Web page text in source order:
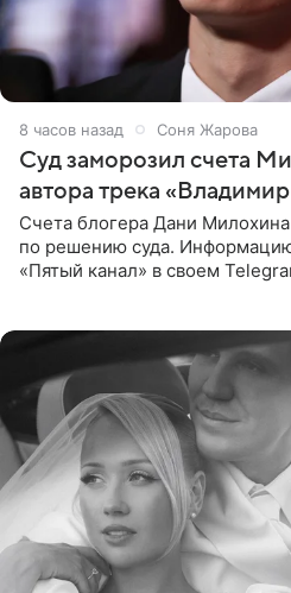
8 часов назад Соня Жарова
Суд заморозил счета
автора трека
Счета блогера Дани
по решению суда.
«Пятый канал» в своем